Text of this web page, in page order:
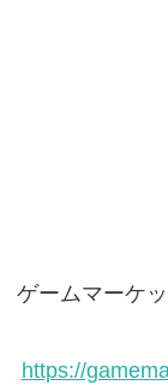
ゲームマーケ
https://